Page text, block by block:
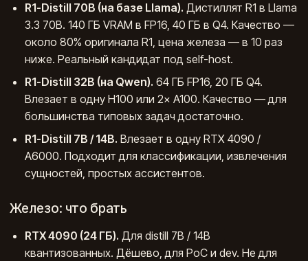
R1-Distill 70B (на базе Llama). Дистиллят R1 в Llama
3.3 70B. 140 ГБ VRAM в FP16, 40 ГБ в Q4. Качество —
около 80% оригинала R1, цена железа — в 10 раз
ниже. Реальный кандидат под self-host.
R1-Distill 32B (на Qwen). 64 ГБ FP16, 20 ГБ Q4.
Влезает в одну H100 или 2× A100. Качество — для
большинства типовых задач достаточно.
R1-Distill 7B / 14B. Влезает в одну RTX 4090 /
A6000. Подходит для классификации, извлечения
сущностей, простых ассистентов.
Железо: что брать
RTX 4090 (24 ГБ). Для distill 7B / 14B
квантизованных. Дёшево, для PoC и dev. Не для